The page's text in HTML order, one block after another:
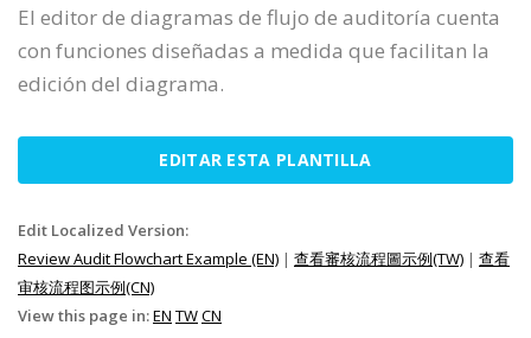
El editor de diagramas de flujo de auditoría cuenta
con funciones diseñadas a medida que facilitan la
edición del diagrama.
EDITAR ESTA PLANTILLA
Edit Localized Version:
Review Audit Flowchart Example (EN) | 查看審核流程圖示例(TW) | 查看
审核流程图示例(CN)
View this page in:EN TWCN